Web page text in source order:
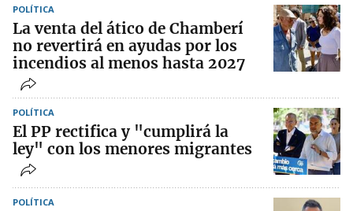
POLÍTICA
La venta del ático de Chamberí
no revertirá en ayudas por los
incendios al menos hasta 2027
POLÍTICA
El PP rectifica y "cumplirá la
ley" con los menores migrantes
POLÍTICA